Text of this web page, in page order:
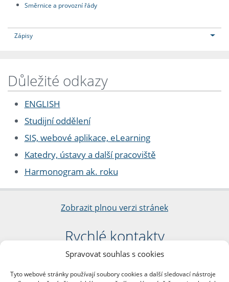
Spravovat souhlas s cookies
Tyto webové stránky používají soubory cookies a další sledovací nástroje
Směrnice a provozní řády
Zápisy
Důležité odkazy
ENGLISH
Studijní oddělení
SIS, webové aplikace, eLearning
Katedry, ústavy a další pracoviště
Harmonogram ak. roku
Zobrazit plnou verzi stránek
Rychlé kontakty
Filozofická fakulta
nám. Jana Palacha 1/2